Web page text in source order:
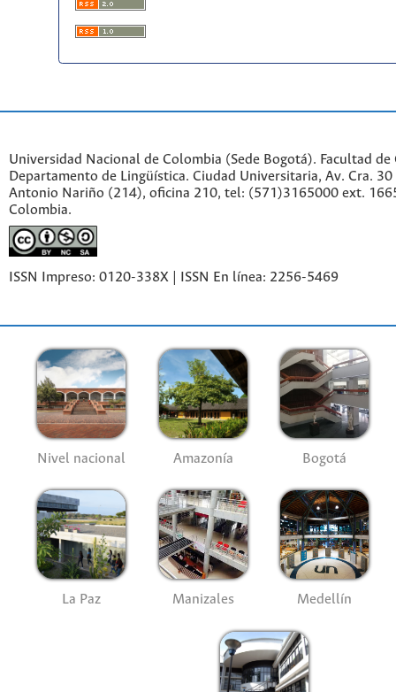
Universidad Nacional de Colombia (Sede Bogotá). Facultad de
Departamento de Lingüística. Ciudad Universitaria, Av. Cra.
Antonio Nariño (214), oficina 210, tel: (571)3165000 ext.
Colombia.
ISSN Impreso: 0120-338X | ISSN En línea: 2256-5469
Nivel nacional Amazonía Bogotá
La Paz Manizales Medellín